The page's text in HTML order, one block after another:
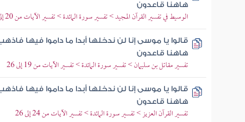
هاهنا قاعدون
الوسيط في تفسير القرآن المجيد > تفسير سورة المائدة > تفسير الآيات من 20 إلى 26
قالوا يا موسى إنا لن ندخلها أبدا ما داموا فيها
هاهنا قاعدون
تفسير مقاتل بن سليمان > تفسير سورة المائدة > تفسير الآيات من 19 إلى 26
قالوا يا موسى إنا لن ندخلها أبدا ما داموا فيها
هاهنا قاعدون
تفسير القرآن العزيز > تفسير سورة المائدة > تفسير الآيات من 24 إلى 26